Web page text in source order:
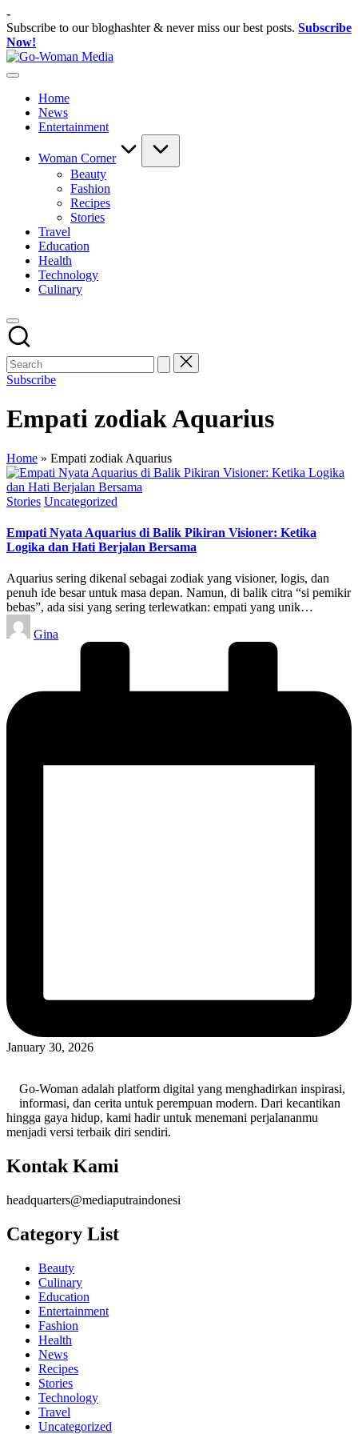
Skip
to
content
-
Subscribe to our bloghashter & never miss our best posts. Subscribe
Now!
Portal
Untuk
Wanita
Indonesia
Home
News
Entertainment
Woman Corner
Beauty
Fashion
Recipes
Stories
Travel
Education
Health
Technology
Culinary
Subscribe
Empati zodiak Aquarius
Home » Empati zodiak Aquarius
Posted
Stories Uncategorized
Empati Nyata Aquarius di Balik Pikiran Visioner: Ketika
Logika dan Hati Berjalan Bersama
Aquarius sering dikenal sebagai zodiak yang visioner, logis, dan
penuh ide besar untuk masa depan. Namun, di balik citra “si pemikir
bebas”, ada sisi yang sering terlewatkan: empati yang unik…
Posted
by
Gina
January 30, 2026
Go-Woman adalah platform digital yang menghadirkan inspirasi,
informasi, dan cerita untuk perempuan modern. Dari kecantikan
hingga gaya hidup, kami hadir untuk menemani perjalananmu
menjadi versi terbaik diri sendiri.
Kontak Kami
headquarters@mediaputraindonesi
Category List
Beauty
Culinary
Education
Entertainment
Fashion
Health
News
Recipes
Stories
Technology
Travel
Uncategorized